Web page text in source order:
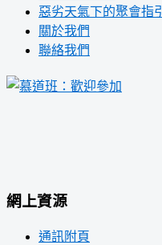
惡劣天氣下的聚會指引
關於我們
聯絡我們
網上資源
通訊附頁